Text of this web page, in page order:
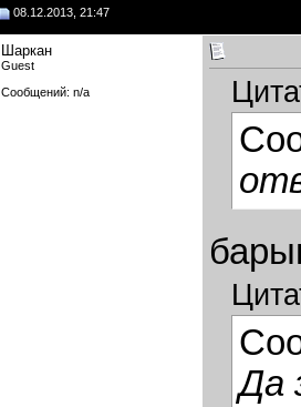
08.12.2013, 21:47
Шаркан
Guest
Сообщений: n/a
Да